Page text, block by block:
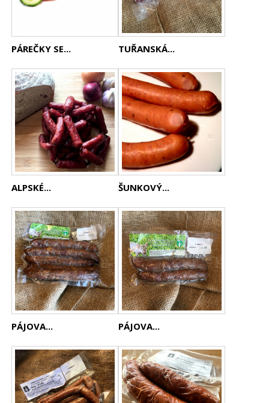
PÁREČKY SE... TUŘANSKÁ...
ALPSKÉ... ŠUNKOVÝ...
PÁJOVA... PÁJOVA...